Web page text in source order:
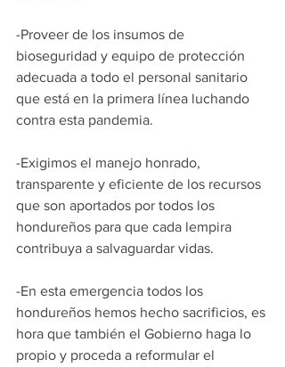
-Proveer de los insumos de
bioseguridad y equipo de protección
adecuada a todo el personal sanitario
que está en la primera línea luchando
contra esta pandemia.
-Exigimos el manejo honrado,
transparente y eficiente de los recursos
que son aportados por todos los
hondureños para que cada lempira
contribuya a salvaguardar vidas.
-En esta emergencia todos los
hondureños hemos hecho sacrificios, es
hora que también el Gobierno haga lo
propio y proceda a reformular el